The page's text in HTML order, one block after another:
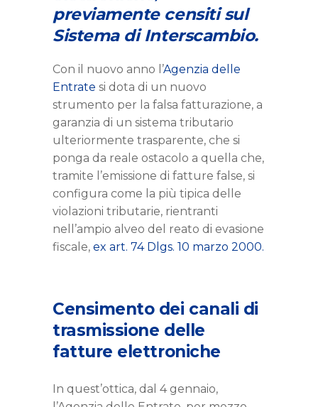
previamente censiti sul
Sistema di Interscambio.
Con il nuovo anno l’Agenzia delle
Entrate si dota di un nuovo
strumento per la falsa fatturazione, a
garanzia di un sistema tributario
ulteriormente trasparente, che si
ponga da reale ostacolo a quella che,
tramite l’emissione di fatture false, si
configura come la più tipica delle
violazioni tributarie, rientranti
nell’ampio alveo del reato di evasione
fiscale, ex art. 74 Dlgs. 10 marzo 2000.
Censimento dei canali di
trasmissione delle
fatture elettroniche
In quest’ottica, dal 4 gennaio,